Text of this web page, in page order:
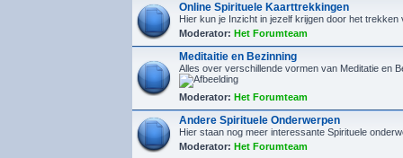
Online Spirituele Kaarttrekkingen
Hier kun je Inzicht in jezelf krijgen door het trekken
Moderator: Het Forumteam
Meditaitie en Bezinning
Alles over verschillende vormen van Meditatie en
Moderator: Het Forumteam
Andere Spirituele Onderwerpen
Hier staan nog meer interessante Spirituele
Moderator: Het Forumteam